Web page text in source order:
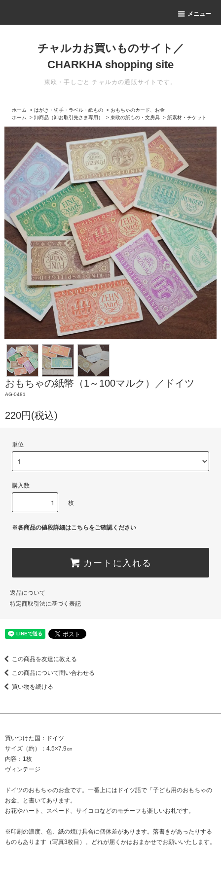
メニュー
チャルカお買いものサイト／
CHARKHA shopping site
東欧・手しごと チャルカの通販サイトです。
ホーム >はがき・切手・ラベル・紙もの > おもちゃのカード、お金
ホーム
>卸商品（卸お取引先さま専用） >東欧の紙もの・文房具 >紙素材・チケット
おもちゃの紙幣（1～100マルク）／ドイツ
AG-0481
220円(税込)
単位
購入数
枚
※各商品の値段詳細はこちらをご確認ください
カートに入れる
返品について
特定商取引法に基づく表記
この商品を友達に教える
この商品について問い合わせる
買い物を続ける
買いつけた国：ドイツ
サイズ（約）：4.5×7.9㎝
内容：1枚
ヴィンテージ
ドイツのおもちゃのお金です。一番上にはドイツ語で「子ども用のおもちゃの
お金」と書いてあります。
お花やハート、スペード、サイコロなどのモチーフも楽しいお札です。
※印刷の濃度、色、紙の焼け具合に個体差があります。落書きがあったりする
ものもあります（写真3枚目）。どれが届くかはおまかせでお願いいたします。